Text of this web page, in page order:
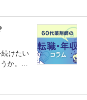
けたい
か。い